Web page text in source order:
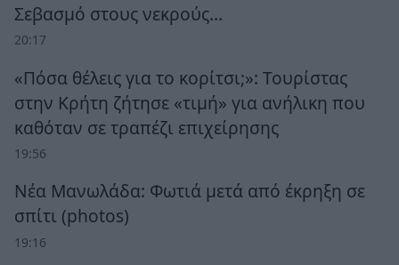
Σεβασμό στους νεκρούς…
20:17
«Πόσα θέλεις για το κορίτσι;»: Τουρίστας
στην Κρήτη ζήτησε «τιμή» για ανήλικη που
καθόταν σε τραπέζι επιχείρησης
19:56
Νέα Μανωλάδα: Φωτιά μετά από έκρηξη σε
σπίτι (photos)
19:16